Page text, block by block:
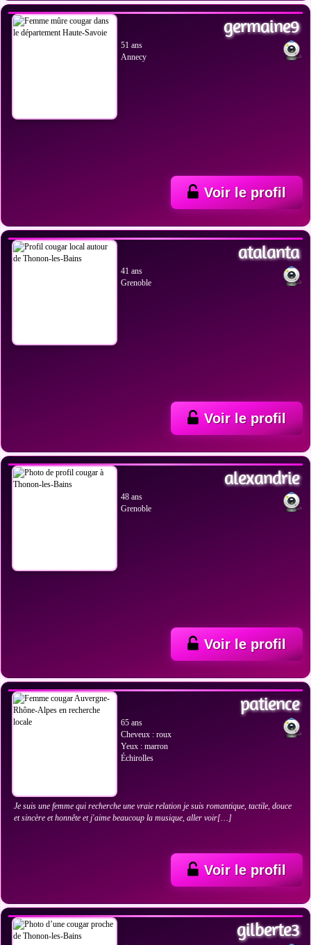
germaine9
51 ans
Annecy
Voir le profil
atalanta
41 ans
Grenoble
Voir le profil
alexandrie
48 ans
Grenoble
Voir le profil
VOIR LES PHOTOS
patience
65 ans
Cheveux : roux
Yeux : marron
Échirolles
Je suis une femme qui recherche une vraie relation je suis romantique, tactile, douce
et sincère et honnête et j'aime beaucoup la musique, aller voir[…]
Voir le profil
gilberte3